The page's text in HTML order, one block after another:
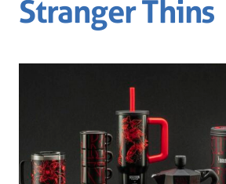
Stranger Thins